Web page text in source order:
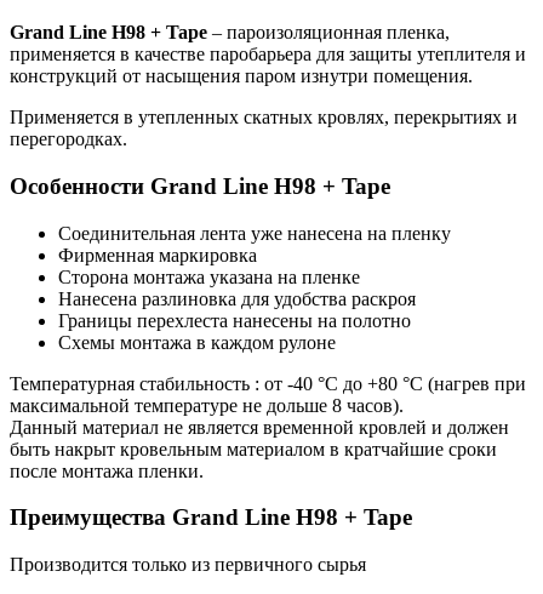
Grand Line H98 + Tape – пароизоляционная пленка,
применяется в качестве паробарьера для защиты утеплителя и
конструкций от насыщения паром изнутри помещения.
Применяется в утепленных скатных кровлях, перекрытиях и
перегородках.
Особенности Grand Line H98 + Tape
Соединительная лента уже нанесена на пленку
Фирменная маркировка
Сторона монтажа указана на пленке
Нанесена разлиновка для удобства раскроя
Границы перехлеста нанесены на полотно
Схемы монтажа в каждом рулоне
Температурная стабильность : от -40 °C до +80 °C (нагрев при
максимальной температуре не дольше 8 часов).
Данный материал не является временной кровлей и должен
быть накрыт кровельным материалом в кратчайшие сроки
после монтажа пленки.
Преимущества Grand Line H98 + Tape
Производится только из первичного сырья